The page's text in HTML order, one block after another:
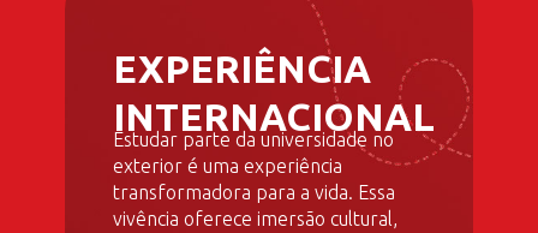
EXPERIÊNCIA
INTERNACIONAL
Estudar parte da universidade no
exterior é uma experiência
transformadora para a vida. Essa
vivência oferece imersão cultural,